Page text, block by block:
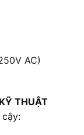
AC)
THUẬT